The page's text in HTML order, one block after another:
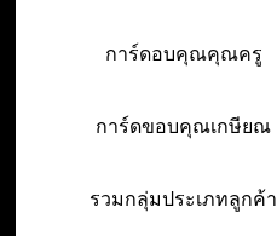
การ์ดอบคุณคุณครู
การ์ดขอบคุณเกษียณ
รวมกลุ่มประเภทลูกค้า